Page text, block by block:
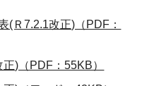
(Ｒ7.2.1改正)（PDF：
)（PDF：55KB）